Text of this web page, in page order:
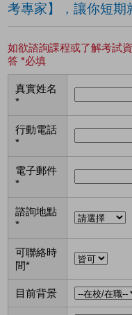
考專家】，讓你短期